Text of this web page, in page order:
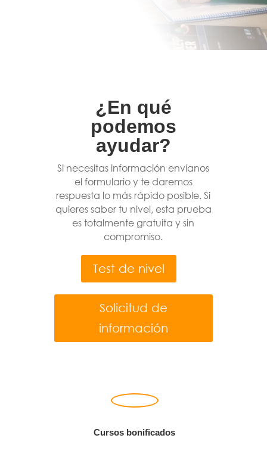
¿En qué
podemos
ayudar?
Si necesitas información envíanos
el formulario y te daremos
respuesta lo más rápido posible. Si
quieres saber tu nivel, esta prueba
es totalmente gratuita y sin
compromiso.
Test de nivel
Solicitud de
información
Cursos bonificados